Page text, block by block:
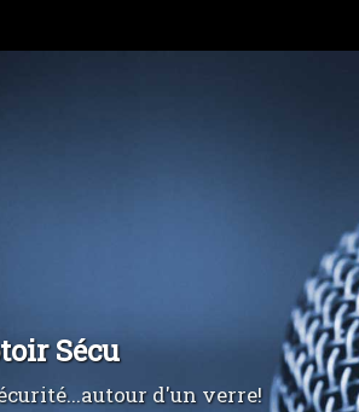
Sécu
d'un verre!